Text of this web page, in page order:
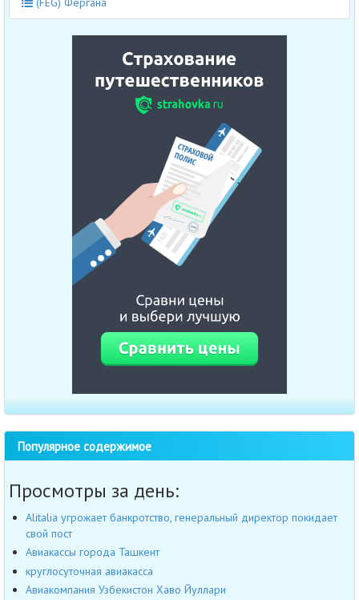
Популярное содержимое
Просмотры за день:
Alitalia угрожает банкротство, генеральный директор покидает
свой пост
Авиакассы города Ташкент
круглосуточная авиакасса
Авиакомпания Узбекистон Хаво Йуллари